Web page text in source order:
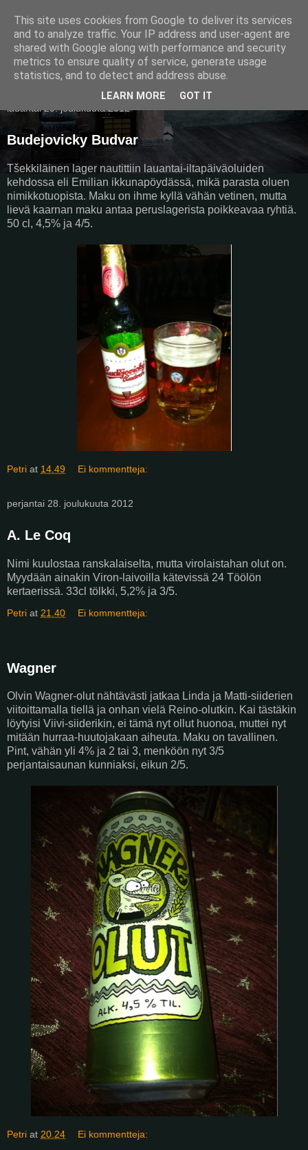
Pullollinen
lauantai 29. joulukuuta 2012
Budejovicky Budvar
Tšekkiläinen lager nautittiin lauantai-iltapäiväoluiden
kehdossa eli Emilian ikkunapöydässä, mikä parasta oluen
nimikkotuopista. Maku on ihme kyllä vähän vetinen, mutta
lievä kaarnan maku antaa peruslagerista poikkeavaa ryhtiä.
50 cl, 4,5% ja 4/5.
Petri at 14.49 Ei kommentteja:
perjantai 28. joulukuuta 2012
A. Le Coq
Nimi kuulostaa ranskalaiselta, mutta virolaistahan olut on.
Myydään ainakin Viron-laivoilla kätevissä 24 Töölön
kertaerissä. 33cl tölkki, 5,2% ja 3/5.
Petri at 21.40 Ei kommentteja:
Wagner
Olvin Wagner-olut nähtävästi jatkaa Linda ja Matti-siiderien
viitoittamalla tiellä ja onhan vielä Reino-olutkin. Kai tästäkin
löytyisi Viivi-siiderikin, ei tämä nyt ollut huonoa, muttei nyt
mitään hurraa-huutojakaan aiheuta. Maku on tavallinen.
Pint, vähän yli 4% ja 2 tai 3, menköön nyt 3/5
perjantaisaunan kunniaksi, eikun 2/5.
Petri at 20.24 Ei kommentteja:
This site uses cookies from Google to deliver its services
and to analyze traffic. Your IP address and user-agent are
shared with Google along with performance and security
metrics to ensure quality of service, generate usage
statistics, and to detect and address abuse.
LEARN MORE GOT IT